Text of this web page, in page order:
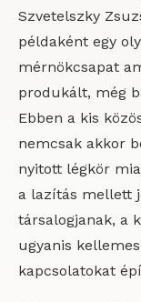
Szvetelszky
példaként egy
mérnökcsapat
produkált, még
Ebben a kis
nemcsak akkor
nyitott légkör
a lazítás mellett
társalogjanak, a
ugyanis
kapcsolatokat